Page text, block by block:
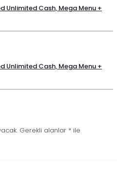
Unlimited Cash, Mega Menu +
Unlimited Cash, Mega Menu +
Gerekli alanlar * ile